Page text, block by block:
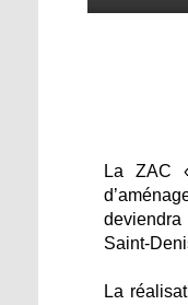
La ZAC
Saint-
La